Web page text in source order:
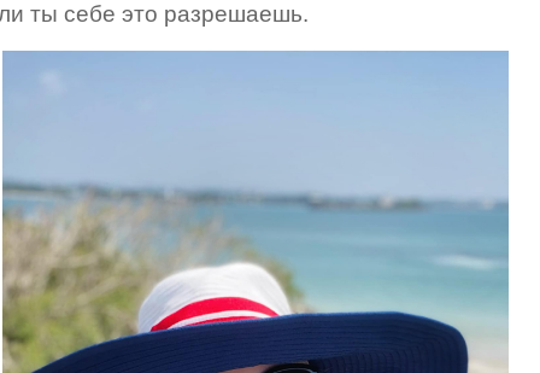
ты себе это разрешаешь.